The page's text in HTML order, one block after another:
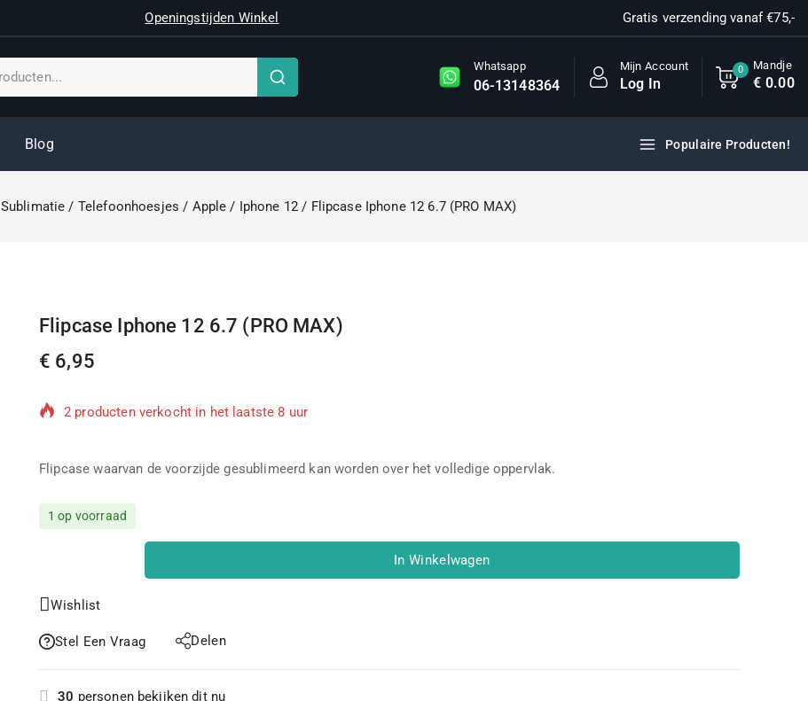
Openingstijden Winkel Gratis verzending vanaf €75,-
Whatsapp
06-13148364
Mijn Account
Log In
0 Mandje
€ 0.00
Blog Populaire Producten!
Sublimatie / Telefoonhoesjes / Apple / Iphone 12 / Flipcase Iphone 12 6.7 (PRO MAX)
Flipcase Iphone 12 6.7 (PRO MAX)
€ 6,95
Populair product! Meer dan 2 mensen hebben dit in hun winkelwagen
Flipcase waarvan de voorzijde gesublimeerd kan worden over het volledige oppervlak.
1 op voorraad
In Winkelwagen
Wishlist
Stel Een Vraag Delen
30 personen bekijken dit nu